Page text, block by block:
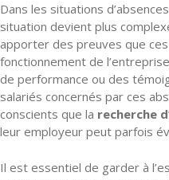
Dans les situations
situation devient plus
apporter des preuves que
fonctionnement de
de performance ou des
salariés concernés par ces
conscients que la recherche
leur employeur peut parfois
Il est essentiel de garder à